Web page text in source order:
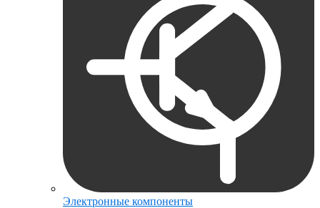
Электронные компоненты